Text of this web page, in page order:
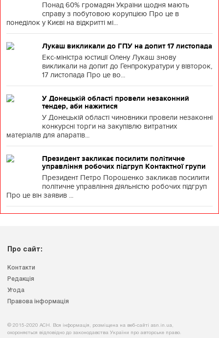
Понад 60% громадян України щодня мають
справу з побутовою корупцією Про це в
понеділок у Києві на відкритті мі...
Лукаш викликали до ГПУ на допит 17 листопада
Екс-міністра юстиції Олену Лукаш знову
викликали на допит до Генпрокуратури у вівторок,
17 листопада Про це во...
У Донецькій області провели незаконний
тендер, аби нажитися
У Донецькій області чиновники провели незаконні
конкурсні торги на закупівлю витратних
матеріалів для апаратів...
Президент закликає посилити політичне
управління робочих підгруп Контактної групи
Президент Петро Порошенко закликав посилити
політичне управління діяльністю робочих підгруп
Про це він заявив ...
Про сайт:
Контакти
Редакція
Угода
Правова інформація
© 2015-2020 АСН. Вся інформація, розміщена на веб-сайті asn.in.ua,
охороняється відповідно до законодавства України про авторське право.